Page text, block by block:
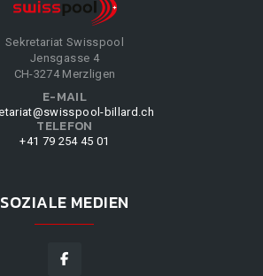
Sekretariat Swisspool
Jensgasse 4
CH-3274 Merzligen
E-MAIL
billard.ch
TELEFON
+41 79 254 45 01
SOZIALE MEDIEN